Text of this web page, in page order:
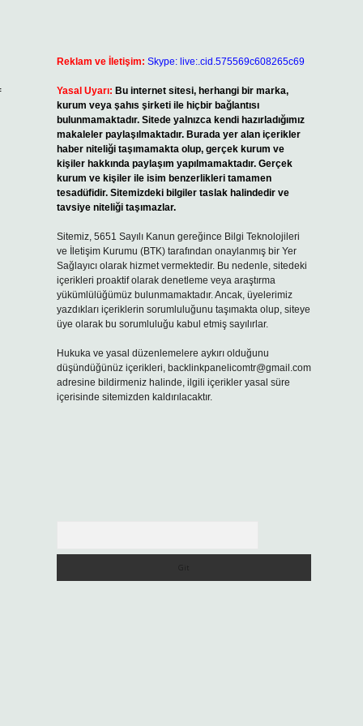
Reklam ve İletişim: Skype: live:.cid.575569c608265c69
Yasal Uyarı: Bu internet sitesi, herhangi bir marka,
kurum veya şahıs şirketi ile hiçbir bağlantısı
bulunmamaktadır. Sitede yalnızca kendi hazırladığımız
makaleler paylaşılmaktadır. Burada yer alan içerikler
haber niteliği taşımamakta olup, gerçek kurum ve
kişiler hakkında paylaşım yapılmamaktadır. Gerçek
kurum ve kişiler ile isim benzerlikleri tamamen
tesadüfidir. Sitemizdeki bilgiler taslak halindedir ve
tavsiye niteliği taşımazlar.
Sitemiz, 5651 Sayılı Kanun gereğince Bilgi Teknolojileri
ve İletişim Kurumu (BTK) tarafından onaylanmış bir Yer
Sağlayıcı olarak hizmet vermektedir. Bu nedenle, sitedeki
içerikleri proaktif olarak denetleme veya araştırma
yükümlülüğümüz bulunmamaktadır. Ancak, üyelerimiz
yazdıkları içeriklerin sorumluluğunu taşımakta olup, siteye
üye olarak bu sorumluluğu kabul etmiş sayılırlar.
Hukuka ve yasal düzenlemelere aykırı olduğunu
düşündüğünüz içerikleri, backlinkpanelicomtr@gmail.com
adresine bildirmeniz halinde, ilgili içerikler yasal süre
içerisinde sitemizden kaldırılacaktır.